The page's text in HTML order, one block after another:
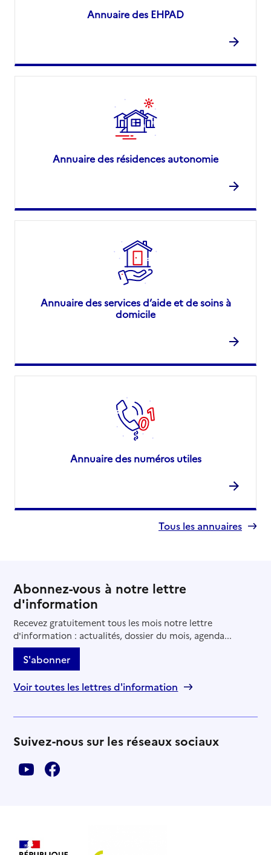
Annuaire des EHPAD
Annuaire des résidences autonomie
Annuaire des services d’aide et de soins à
domicile
Annuaire des numéros utiles
Tous les annuaires
Abonnez-vous à notre lettre
d'information
Recevez gratuitement tous les mois notre lettre
d'information : actualités, dossier du mois, agenda...
S'abonner
Voir toutes les lettres d'information
Suivez-nous sur les réseaux sociaux